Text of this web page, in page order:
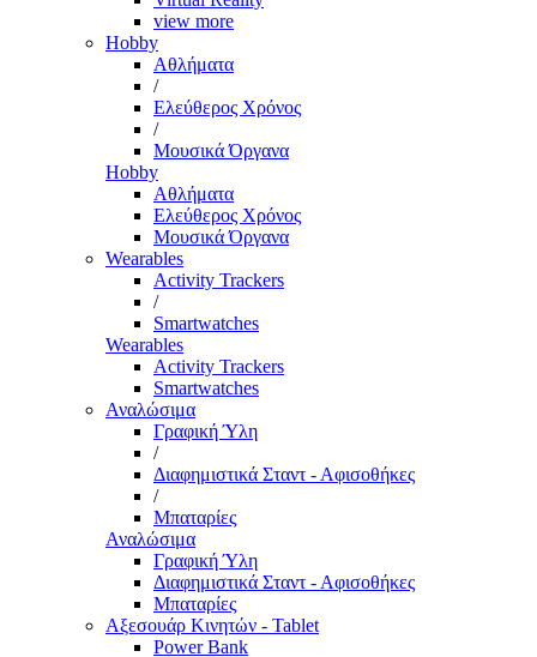
view more
Hobby
Αθλήματα
/
Ελεύθερος Χρόνος
/
Μουσικά Όργανα
Hobby
Αθλήματα
Ελεύθερος Χρόνος
Μουσικά Όργανα
Wearables
Activity Trackers
/
Smartwatches
Wearables
Activity Trackers
Smartwatches
Αναλώσιμα
Γραφική Ύλη
/
Διαφημιστικά Σταντ - Αφισοθήκες
/
Μπαταρίες
Αναλώσιμα
Γραφική Ύλη
Διαφημιστικά Σταντ - Αφισοθήκες
Μπαταρίες
Αξεσουάρ Κινητών - Tablet
Power Bank